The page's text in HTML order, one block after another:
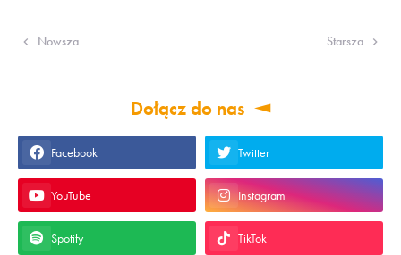
Nowsza Starsza
Dołącz do nas
Facebook Twitter
YouTube Instagram
Spotify TikTok